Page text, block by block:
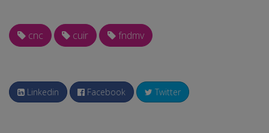
cnc cuir fndmv
Linkedin Facebook Twitter